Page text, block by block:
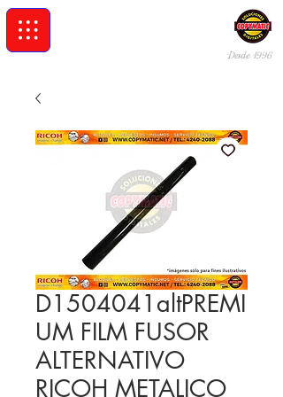
Desde 1996
D1504041altPREMI
UM FILM FUSOR
ALTERNATIVO
RICOH METALICO